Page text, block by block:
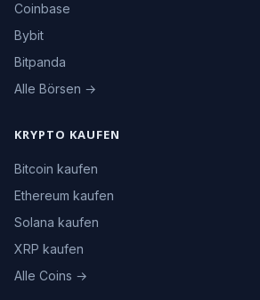
Coinbase
Bybit
Bitpanda
Alle Börsen →
KRYPTO KAUFEN
Bitcoin kaufen
Ethereum kaufen
Solana kaufen
XRP kaufen
Alle Coins →